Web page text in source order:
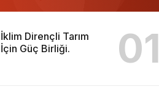
İklim Dirençli Tarım
İçin Güç Birliği.
01